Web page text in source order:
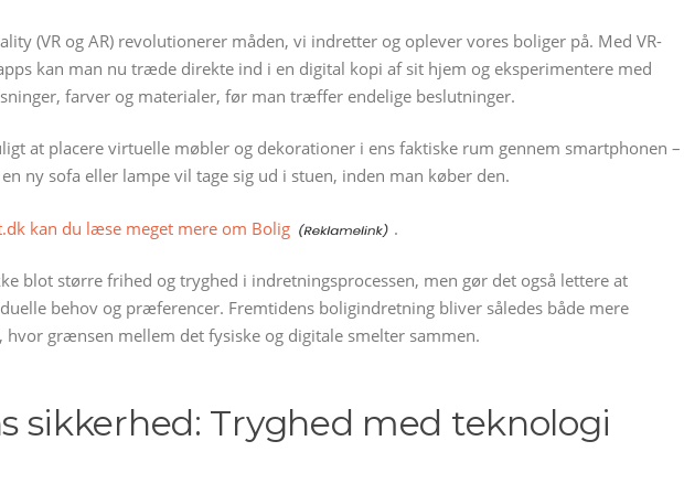
(VR og AR) revolutionerer måden, vi indretter og oplever vores boliger på. Med VR-
kan man nu træde direkte ind i en digital kopi af sit hjem og eksperimentere med
farver og materialer, før man træffer endelige beslutninger.
at placere virtuelle møbler og dekorationer i ens faktiske rum gennem smartphonen –
ny sofa eller lampe vil tage sig ud i stuen, inden man køber den.
kan du læse meget mere om Bolig .
blot større frihed og tryghed i indretningsprocessen, men gør det også lettere at
behov og præferencer. Fremtidens boligindretning bliver således både mere
grænsen mellem det fysiske og digitale smelter sammen.
sikkerhed: Tryghed med teknologi